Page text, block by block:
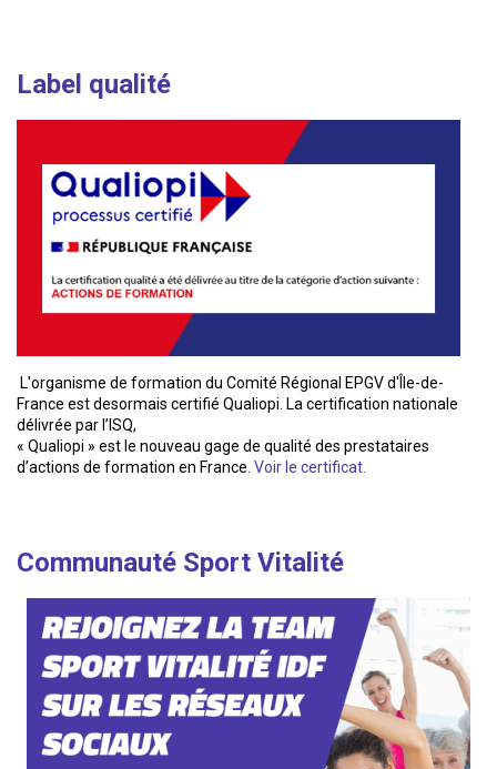
Label qualité
L'organisme de formation du Comité Régional EPGV d'Île-de-
France est desormais certifié Qualiopi. La certification nationale
délivrée par l’ISQ,
« Qualiopi » est le nouveau gage de qualité des prestataires
d’actions de formation en France. Voir le certificat.
Communauté Sport Vitalité